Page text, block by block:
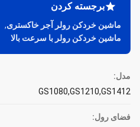
برجسته کردن
ماشین خردکن رولر آجر خاکستری,
ماشین خردکن رولر با سرعت بالا
مدل:
GS1080,GS1210,GS1412
فضای رول: